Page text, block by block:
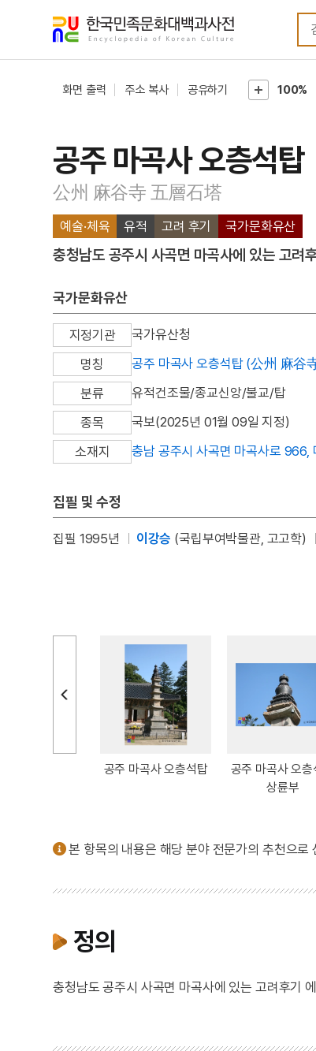
화면 출력 주소 복사 공유하기 100%
공주 마곡사 오층석탑
公州 麻谷寺 五層石塔
예술·체육 유적 고려 후기 국가문화유산
충청남도 공주시 사곡면 마곡사에 있는 고려
국가문화유산
지정기관
국가유산청
명칭
공주 마곡사 오층석탑 (公州 麻谷
분류
유적건조물/종교신앙/불교/탑
종목
국보(2025년 01월 09일 지정)
소재지
충남 공주시 사곡면 마곡사로 966,
집필 및 수정
집필 1995년 이강승 (국립부여박물관, 고고학)
공주 마곡사 오층석탑
공주 마곡사 오층
상륜부
본 항목의 내용은 해당 분야 전문가의 추천으
정의
충청남도 공주시 사곡면 마곡사에 있는 고려후기